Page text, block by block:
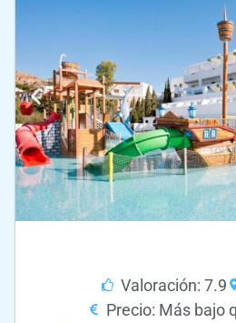
Valoración: 7.9
Precio: Más bajo